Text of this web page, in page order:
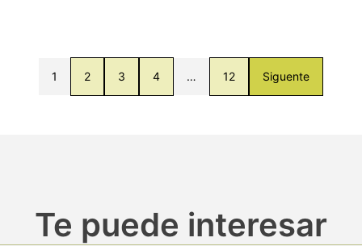
1 2 3 4 … 12 Siguente
Te puede interesar